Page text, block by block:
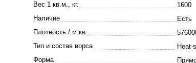
Вес 1 кв.м., кг.
1600
Наличие
Есть
Плотность / м.кв.
Тип и состав ворса
Heat-
Форма